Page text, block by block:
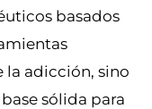
basados
la adicción, sino
sólida para